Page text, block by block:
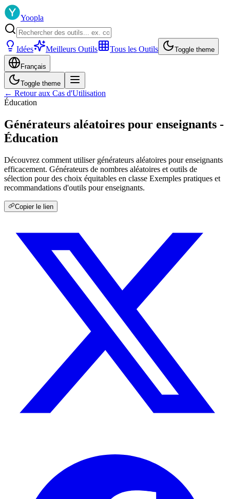
Yoopla
Idées Meilleurs Outils Tous les Outils Toggle theme
Français
Toggle theme
← Retour aux Cas d'Utilisation
Éducation
Générateurs aléatoires pour enseignants -
Éducation
Découvrez comment utiliser générateurs aléatoires pour enseignants
efficacement. Générateurs de nombres aléatoires et outils de
sélection pour des choix équitables en classe Exemples pratiques et
recommandations d'outils pour enseignants.
Copier le lien